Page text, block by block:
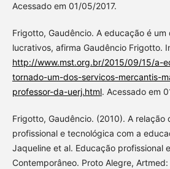
Acessado em 01/05/2017.
Frigotto, Gaudêncio. A educação é um
lucrativos, afirma Gaudêncio Frigotto.
http://www.mst.org.br/2015/09/15/a-
tornado-um-dos-servicos-mercantis-
professor-da-uerj.html. Acessado em
Frigotto, Gaudêncio. (2010). A relação
profissional e tecnológica com a
Jaqueline et al. Educação profissional
Contemporâneo. Proto Alegre, Artmed: